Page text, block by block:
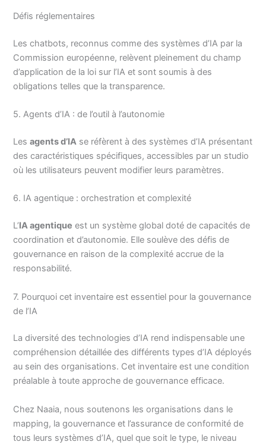
Défis réglementaires
Les chatbots, reconnus comme des systèmes d’IA par la
Commission européenne, relèvent pleinement du champ
d’application de la loi sur l’IA et sont soumis à des
obligations telles que la transparence.
5. Agents d’IA : de l’outil à l’autonomie
Lesagents d’IA se réfèrent à des systèmes d’IA présentant
des caractéristiques spécifiques, accessibles par un studio
où les utilisateurs peuvent modifier leurs paramètres.
6. IA agentique : orchestration et complexité
L’IA agentique est un système global doté de capacités de
coordination et d’autonomie. Elle soulève des défis de
gouvernance en raison de la complexité accrue de la
responsabilité.
7. Pourquoi cet inventaire est essentiel pour la gouvernance
de l’IA
La diversité des technologies d’IA rend indispensable une
compréhension détaillée des différents types d’IA déployés
au sein des organisations. Cet inventaire est une condition
préalable à toute approche de gouvernance efficace.
Chez Naaia, nous soutenons les organisations dans le
mapping, la gouvernance et l’assurance de conformité de
tous leurs systèmes d’IA, quel que soit le type, le niveau